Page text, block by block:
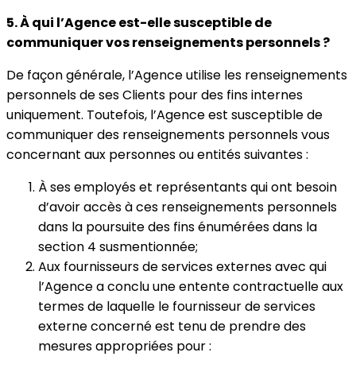
5. À qui l’Agence est-elle susceptible de
communiquer vos renseignements personnels ?
De façon générale, l’Agence utilise les renseignements
personnels de ses Clients pour des fins internes
uniquement. Toutefois, l’Agence est susceptible de
communiquer des renseignements personnels vous
concernant aux personnes ou entités suivantes :
À ses employés et représentants qui ont besoin
d’avoir accès à ces renseignements personnels
dans la poursuite des fins énumérées dans la
section 4 susmentionnée;
Aux fournisseurs de services externes avec qui
l’Agence a conclu une entente contractuelle aux
termes de laquelle le fournisseur de services
externe concerné est tenu de prendre des
mesures appropriées pour :